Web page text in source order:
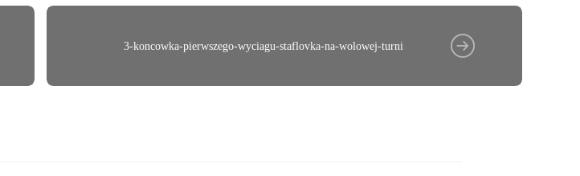
3-koncowka-pierwszego-wyciagu-staflovka-na-wolowej-turni